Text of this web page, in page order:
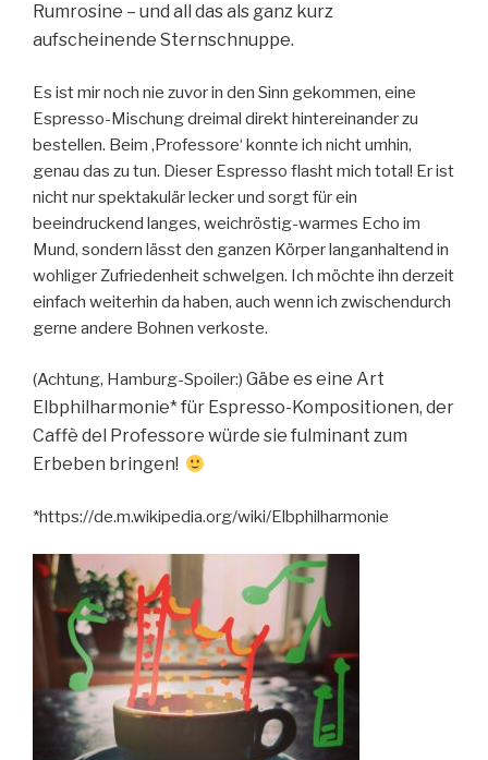
Rumrosine – und all das als ganz kurz
aufscheinende Sternschnuppe.
Es ist mir noch nie zuvor in den Sinn gekommen, eine
Espresso-Mischung dreimal direkt hintereinander zu
bestellen. Beim ‚Professore‘ konnte ich nicht umhin,
genau das zu tun. Dieser Espresso flasht mich total! Er ist
nicht nur spektakulär lecker und sorgt für ein
beeindruckend langes, weichröstig-warmes Echo im
Mund, sondern lässt den ganzen Körper langanhaltend in
wohliger Zufriedenheit schwelgen. Ich möchte ihn derzeit
einfach weiterhin da haben, auch wenn ich zwischendurch
gerne andere Bohnen verkoste.
(Achtung, Hamburg-Spoiler:) Gäbe es eine Art
Elbphilharmonie* für Espresso-Kompositionen, der
Caffè del Professore würde sie fulminant zum
Erbeben bringen!
*https://de.m.wikipedia.org/wiki/Elbphilharmonie